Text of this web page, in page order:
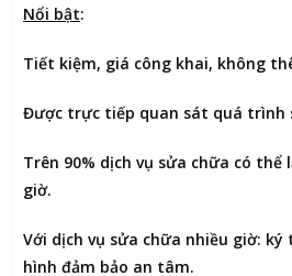
Nổi bật:
Tiết kiệm, giá công khai, không
Được trực tiếp quan sát quá trình
Trên 90% dịch vụ sửa chữa có thể
giờ.
Với dịch vụ sửa chữa nhiều giờ: ký
hình đảm bảo an tâm.